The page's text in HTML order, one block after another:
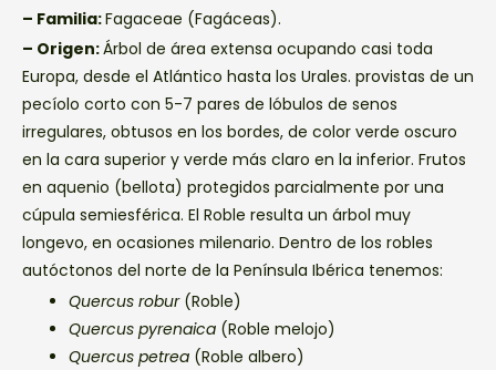
– Familia:Fagaceae (Fagáceas).
– Origen:Árbol de área extensa ocupando casi toda
Europa, desde el Atlántico hasta los Urales. provistas de un
pecíolo corto con 5-7 pares de lóbulos de senos
irregulares, obtusos en los bordes, de color verde oscuro
en la cara superior y verde más claro en la inferior. Frutos
en aquenio (bellota) protegidos parcialmente por una
cúpula semiesférica. El Roble resulta un árbol muy
longevo, en ocasiones milenario. Dentro de los robles
autóctonos del norte de la Península Ibérica tenemos:
Quercus robur(Roble)
Quercus pyrenaica (Roble melojo)
Quercus petrea (Roble albero)